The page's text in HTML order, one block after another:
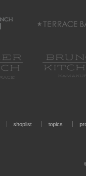
shoplist topics